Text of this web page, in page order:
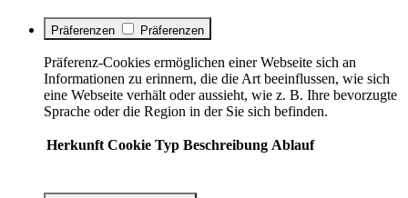
Präferenzen Präferenzen
Präferenz-Cookies ermöglichen einer Webseite sich an
Informationen zu erinnern, die die Art beeinflussen, wie sich
eine Webseite verhält oder aussieht, wie z. B. Ihre bevorzugte
Sprache oder die Region in der Sie sich befinden.
Herkunft Cookie Typ Beschreibung Ablauf